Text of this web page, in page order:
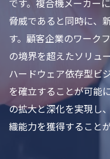
です。複合機メーカー
脅威であると同時に、
す。顧客企業のワーク
の境界を超えたソリュ
ハードウェア依存型ビ
を確立することが可能
の拡大と深化を実現し
織能力を獲得すること